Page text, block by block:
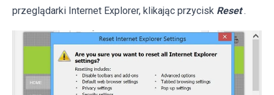
przeglądarki Internet Explorer, klikając przycisk Reset .